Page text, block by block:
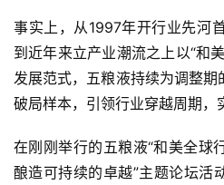
事实上，从1997年开行业先河首
到近年来立产业潮流之上以“和
发展范式，五粮液持续为调整
破局样本，引领行业穿越周期，
在刚刚举行的五粮液“和美全球
酿造可持续的卓越”主题论坛活